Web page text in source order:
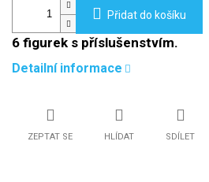
Přidat do košíku
6 figurek s příslušenstvím.
Detailní informace
ZEPTAT SE HLÍDAT SDÍLET